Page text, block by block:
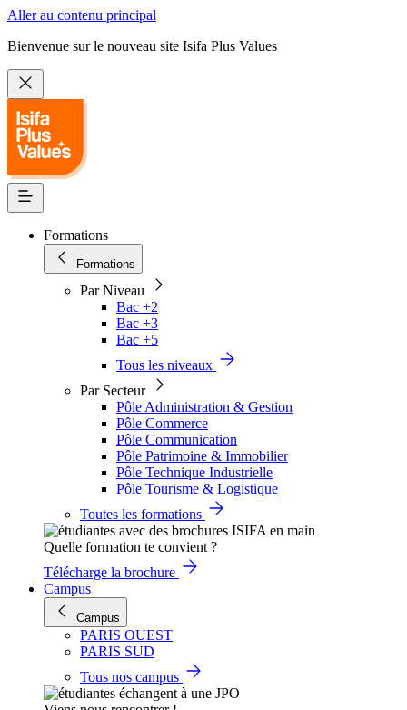
Aller au contenu principal
Bienvenue sur le nouveau site Isifa Plus Values
Formations
Formations
Par Niveau
Bac +2
Bac +3
Bac +5
Tous les niveaux
Par Secteur
Pôle Administration & Gestion
Pôle Commerce
Pôle Communication
Pôle Patrimoine & Immobilier
Pôle Technique Industrielle
Pôle Tourisme & Logistique
Toutes les formations
Quelle formation te convient ?
Télécharge la brochure
Campus
Campus
PARIS OUEST
PARIS SUD
Tous nos campus